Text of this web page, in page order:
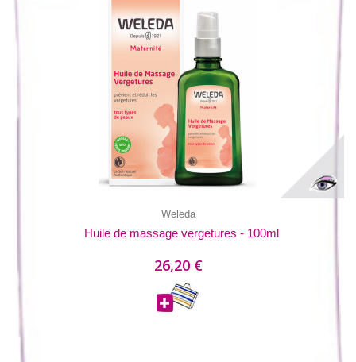
Weleda
Huile de massage vergetures - 100ml
26,20 €